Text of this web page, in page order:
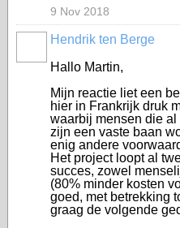
9 Nov 2018
Hendrik ten Berge
Hallo Martin,
Mijn reactie liet een
hier in Frankrijk druk
waarbij mensen die
zijn een vaste baan
enig andere
Het project loopt al
succes, zowel
(80% minder kosten
goed, met betrekking
graag de volgende